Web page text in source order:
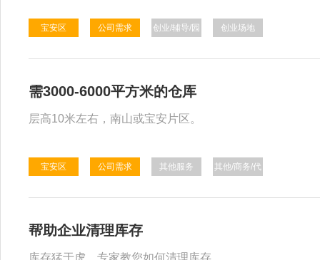
宝安区 公司需求
创业/辅导/园
创业场地
需3000-6000平方米的仓库
层高10米左右，南山或宝安片区。
宝安区 公司需求 其他服务
其他/商务/代
帮助企业清理库存